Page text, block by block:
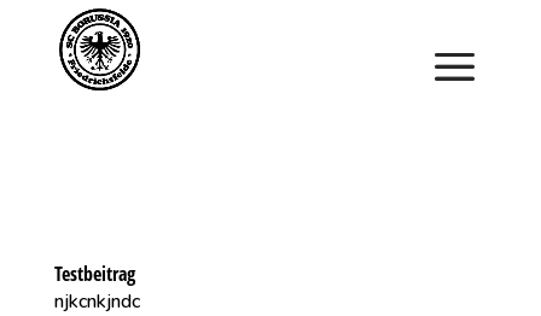
Saisonstart im April. Jetzt ein Schnuppertraining für
Kinder vereinbaren und zu Saisonbeginn dabei sein.
Testbeitrag
njkcnkjndc